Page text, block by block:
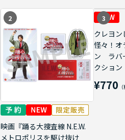
2
映画『踊る大捜査線 N.E.W.
メトロポリスを駆け抜け
3
クレヨン
怪々！オ
ン ラバ
クショ
¥770